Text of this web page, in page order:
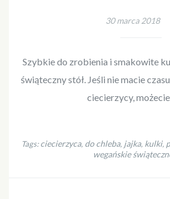
30 marca 2018
Szybkie do zrobienia i smakowite
świąteczny stół. Jeśli nie macie
ciecierzycy, możecie
Tags:ciecierzyca, do chleba, jajka, kulki,
wegańskie